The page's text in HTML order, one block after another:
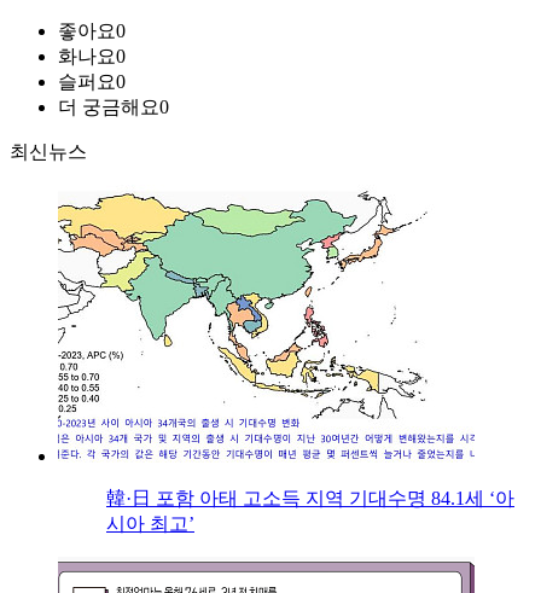
좋아요0
화나요0
슬퍼요0
더 궁금해요0
최신뉴스
韓·日 포함 아태 고소득 지역 기대수명 84.1세 ‘아
시아 최고’